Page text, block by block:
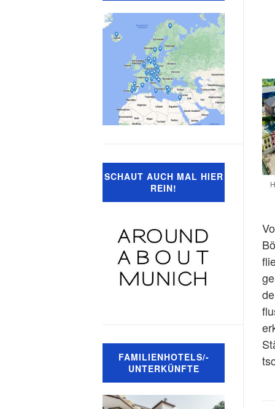
SCHAUT AUCH MAL HIER
REIN!
FAMILIENHOTELS/-
UNTERKÜNFTE